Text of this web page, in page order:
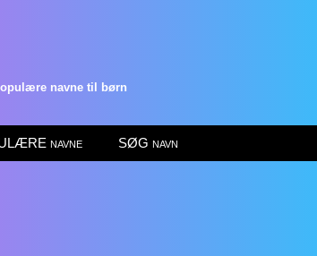
navne til børn
navne SØG navn